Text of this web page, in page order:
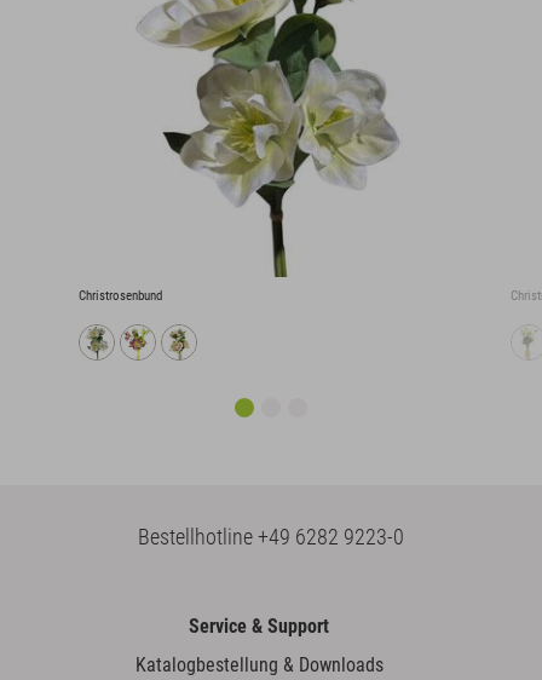
Christrosenbund
Bestellhotline+49 6282 9223-0
Service & Support
Katalogbestellung & Downloads